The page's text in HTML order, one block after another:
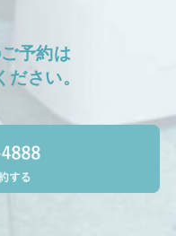
予約は
さい。